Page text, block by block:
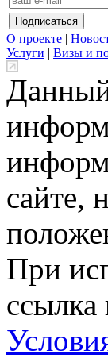
О проекте |
Услуги | Визы и
сайте,
При